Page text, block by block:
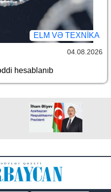
ELM VƏ TEXNIKA
04.08.2026
hesablanıb